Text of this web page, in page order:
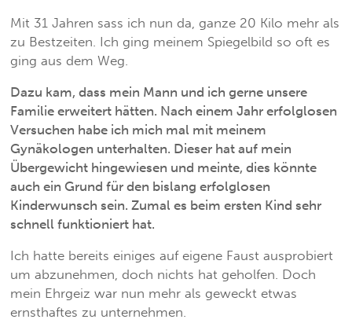
Mit 31 Jahren sass ich nun da, ganze 20 Kilo mehr als
zu Bestzeiten. Ich ging meinem Spiegelbild so oft es
ging aus dem Weg.
Dazu kam, dass mein Mann und ich gerne unsere
Familie erweitert hätten. Nach einem Jahr erfolglosen
Versuchen habe ich mich mal mit meinem
Gynäkologen unterhalten. Dieser hat auf mein
Übergewicht hingewiesen und meinte, dies könnte
auch ein Grund für den bislang erfolglosen
Kinderwunsch sein. Zumal es beim ersten Kind sehr
schnell funktioniert hat.
Ich hatte bereits einiges auf eigene Faust ausprobiert
um abzunehmen, doch nichts hat geholfen. Doch
mein Ehrgeiz war nun mehr als geweckt etwas
ernsthaftes zu unternehmen.